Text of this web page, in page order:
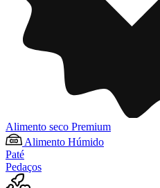
Alimento seco Premium
Alimento Húmido
Paté
Pedaços